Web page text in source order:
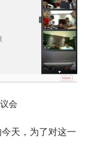
会
天，为了对这一